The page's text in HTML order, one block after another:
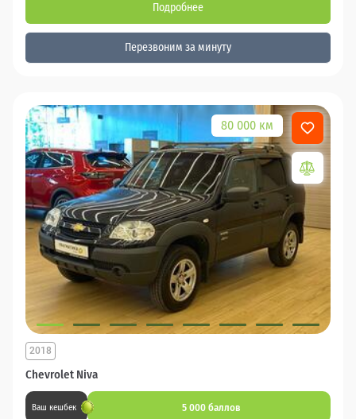
Подробнее
Перезвоним за минуту
80 000 км
Chevrolet Niva
2018
Ваш кешбек 5 000 баллов